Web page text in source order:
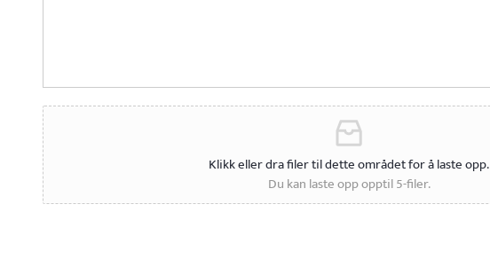
Klikk eller dra filer til dette området for å laste opp.
Du kan laste opp opptil 5-filer.